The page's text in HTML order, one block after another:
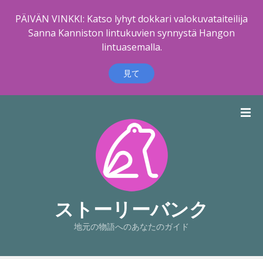
PÄIVÄN VINKKI: Katso lyhyt dokkari valokuvataiteilija
Sanna Kanniston lintukuvien synnystä Hangon
lintuasemalla.
見て
ストーリーバンク
地元の物語へのあなたのガイド